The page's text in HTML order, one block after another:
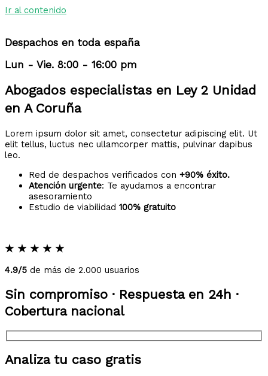
Ir al contenido
Despachos en toda españa
Lun - Vie. 8:00 - 16:00 pm
Abogados especialistas en Ley 2 Unidad
en A Coruña
Lorem ipsum dolor sit amet, consectetur adipiscing elit. Ut
elit tellus, luctus nec ullamcorper mattis, pulvinar dapibus
leo.
Red de despachos verificados con +90% éxito.
Atención urgente: Te ayudamos a encontrar
asesoramiento
Estudio de viabilidad 100% gratuito
★ ★ ★ ★ ★
4.9/5 de más de 2.000 usuarios
Sin compromiso · Respuesta en 24h ·
Cobertura nacional
Analiza tu caso gratis